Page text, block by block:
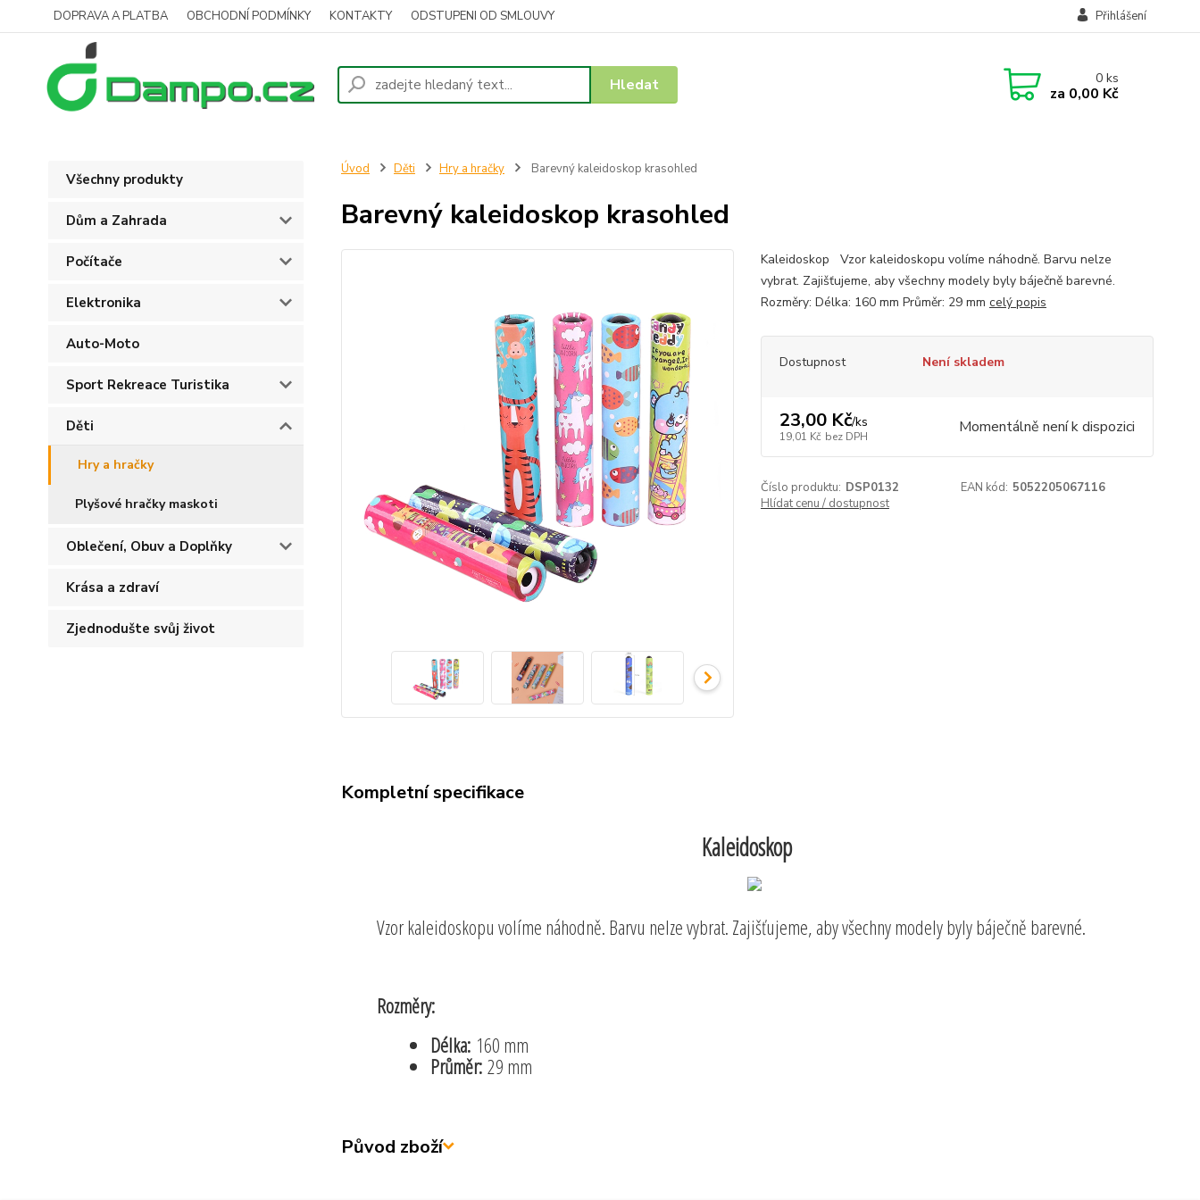
DOPRAVA A PLATBA OBCHODNÍ PODMÍNKY KONTAKTY ODSTUPENI OD SMLOUVY Přihlášení
Hledat 0ks
za 0,00 Kč
Všechny produkty
Dům a Zahrada
Počítače
Elektronika
Auto-Moto
Sport Rekreace Turistika
Děti
Hry a hračky
Plyšové hračky maskoti
Oblečení, Obuv a Doplňky
Krása a zdraví
Zjednodušte svůj život
Úvod Děti Hry a hračky Barevný kaleidoskop krasohled
Barevný kaleidoskop krasohled
Kaleidoskop Vzor kaleidoskopu volíme náhodně. Barvu nelze
vybrat. Zajišťujeme, aby všechny modely byly báječně barevné.
Rozměry: Délka: 160 mm Průměr: 29 mm celý popis
Dostupnost Není skladem
23,00 Kč/ks
19,01 Kč bez DPH Momentálně není k dispozici
Číslo produktu: DSP0132 EAN kód: 5052205067116
Hlídat cenu / dostupnost
Kompletní specifikace
Kaleidoskop
Vzor kaleidoskopu volíme náhodně. Barvu nelze vybrat. Zajišťujeme, aby všechny modely byly báječně barevné.
Rozměry:
Délka:160 mm
Průměr:29 mm
Původ zboží